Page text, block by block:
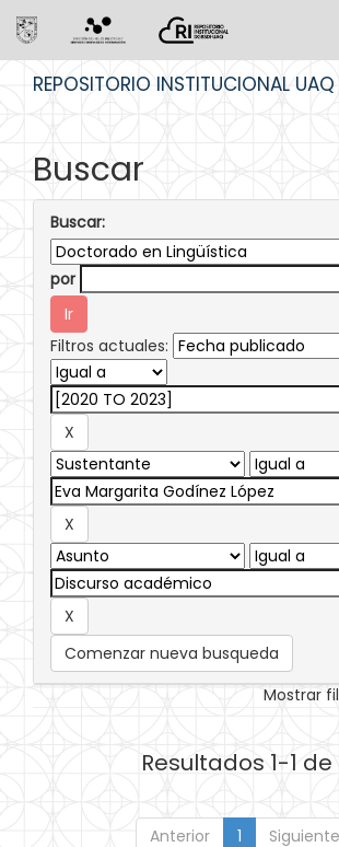
REPOSITORIO INSTITUCIONAL UAQ
Buscar
Buscar:
por
Filtros actuales:
Comenzar nueva busqueda
Mostrar
Resultados 1-1 de
Anterior 1 Siguiente